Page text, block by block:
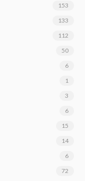
153
133
112
50
6
1
3
6
15
14
6
72